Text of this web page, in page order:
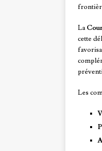
La
cette
Les